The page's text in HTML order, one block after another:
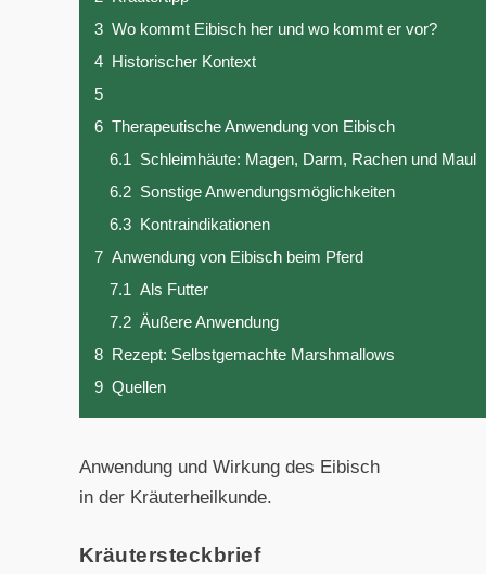
3 Wo kommt Eibisch her und wo kommt er vor?
4 Historischer Kontext
5
6 Therapeutische Anwendung von Eibisch
6.1 Schleimhäute: Magen, Darm, Rachen und Maul
6.2 Sonstige Anwendungsmöglichkeiten
6.3 Kontraindikationen
7 Anwendung von Eibisch beim Pferd
7.1 Als Futter
7.2 Äußere Anwendung
8 Rezept: Selbstgemachte Marshmallows
9 Quellen
Anwendung und Wirkung des Eibisch
in der Kräuterheilkunde.
Kräutersteckbrief